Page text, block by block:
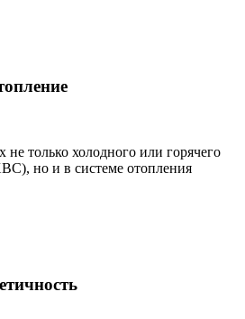
не только холодного или горячего
но и в системе отопления